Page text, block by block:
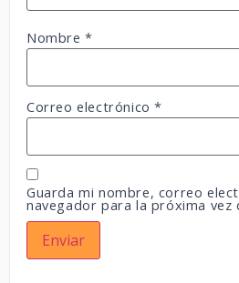
Nombre*
Correo electrónico*
Guarda mi nombre, correo
navegador para la próxima vez